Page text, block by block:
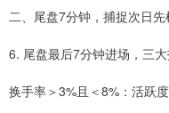
二、尾盘7分钟，捕捉次日先
6. 尾盘最后7分钟进场，三大
换手率＞3%且＜8%：活跃